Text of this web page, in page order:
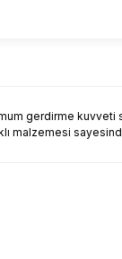
gerdirme kuvveti
malzemesi